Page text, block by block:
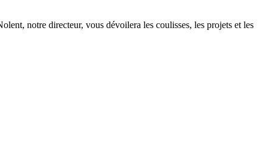
notre directeur, vous dévoilera les coulisses, les projets et les